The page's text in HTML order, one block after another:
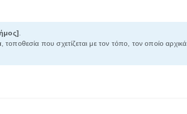
, τοποθεσία που σχετίζεται με τον τόπο, τον οποίο αρχικά